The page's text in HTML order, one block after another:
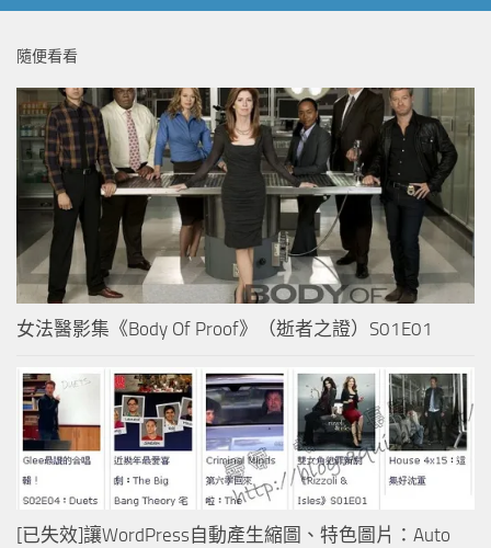
隨便看看
女法醫影集《Body Of Proof》（逝者之證）S01E01
[已失效]讓WordPress自動產生縮圖、特色圖片：Auto